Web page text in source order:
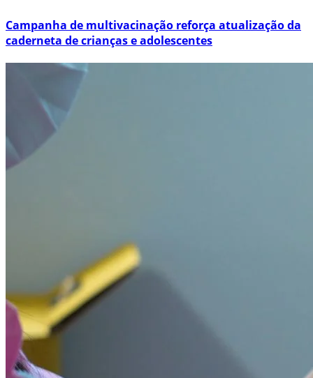
Campanha de multivacinação reforça atualização da
caderneta de crianças e adolescentes